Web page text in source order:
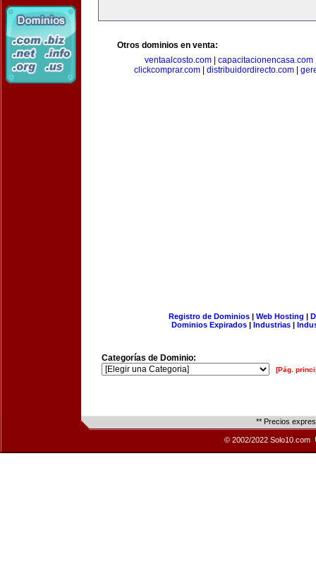
Otros dominios en venta:
ventaalcosto.com
capacitacionencasa.com
clickcomprar.com| distribuidordirecto.com|
Registro de Dominios| Web Hosting |
Dominios Expirados | Industrias |
Categorías de Dominio:
[Pág.
** Precios
© 2002/2022 Solo10.com